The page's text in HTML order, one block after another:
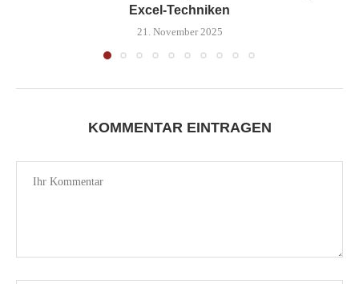
Excel-Techniken
21. November 2025
KOMMENTAR EINTRAGEN